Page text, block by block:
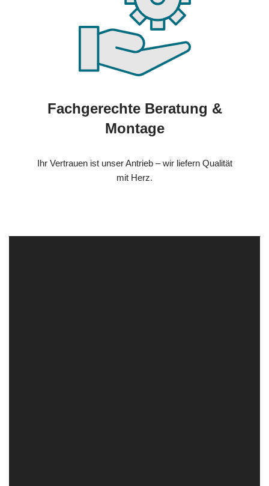
Fachgerechte Beratung &
Montage
Ihr Vertrauen ist unser Antrieb – wir liefern Qualität
mit Herz.